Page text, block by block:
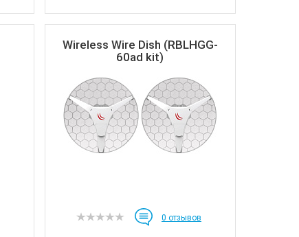
Wireless Wire Dish (RBLHGG-
60ad kit)
0 отзывов